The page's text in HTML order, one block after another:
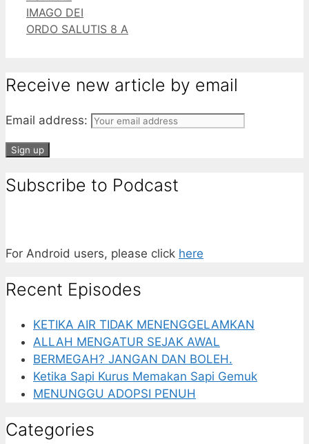
IMAGO DEI
ORDO SALUTIS 8 A
Receive new article by email
Email address:
Subscribe to Podcast
For Android users, please click here
Recent Episodes
KETIKA AIR TIDAK MENENGGELAMKAN
ALLAH MENGATUR SEJAK AWAL
BERMEGAH? JANGAN DAN BOLEH.
Ketika Sapi Kurus Memakan Sapi Gemuk
MENUNGGU ADOPSI PENUH
Categories